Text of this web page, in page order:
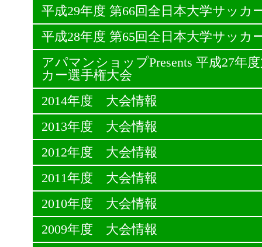
平成29年度 第66回全日本大学サッカ
平成28年度 第65回全日本大学サッカ
アパマンショップPresents 平成27年
カー選手権大会
2014年度 大会情報
2013年度 大会情報
2012年度 大会情報
2011年度 大会情報
2010年度 大会情報
2009年度 大会情報